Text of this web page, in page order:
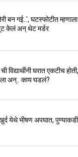
बन गई..', घटस्फोटीत
केलं अन् थेट मर्डर
विद्यार्थीनी घरात एकटीच
अन्.. काय घडलं?
येथे भीषण अपघात,